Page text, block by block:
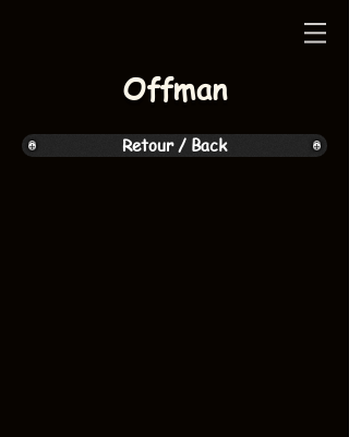
Offman
Retour / Back